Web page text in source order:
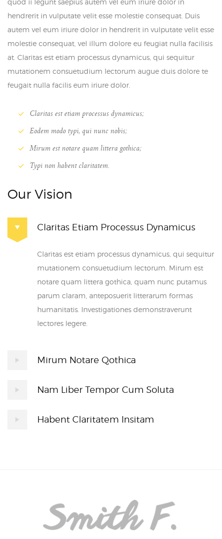
quod ii legunt saepius autem vel eum iriure dolor in
hendrerit in vulputate velit esse molestie consequat. Duis
autem vel eum iriure dolor in hendrerit in vulputate velit esse
molestie consequat, vel illum dolore eu feugiat nulla facilisis
at. Claritas est etiam processus dynamicus, qui sequitur
mutationem consuetudium lectorum augue duis dolore te
feugait nulla facilis eum iriure dolor.
Claritas est etiam processus dynamicus;
Eodem modo typi, qui nunc nobis;
Mirum est notare quam littera gothica;
Typi non habent claritatem.
Our Vision
Claritas Etiam Processus Dynamicus
Claritas est etiam processus dynamicus, qui sequitur
mutationem consuetudium lectorum. Mirum est
notare quam littera gothica, quam nunc putamus
parum claram, anteposuerit litterarum formas
humanitatis. Investigationes demonstraverunt
lectores legere.
Mirum Notare Qothica
Nam Liber Tempor Cum Soluta
Habent Claritatem Insitam